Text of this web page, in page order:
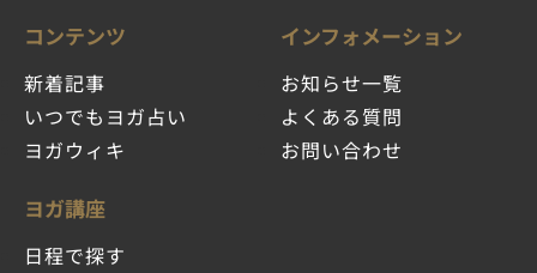
コンテンツ
新着記事
いつでもヨガ占い
ヨガウィキ
ヨガ講座
日程で探す
インフォメーション
お知らせ一覧
よくある質問
お問い合わせ